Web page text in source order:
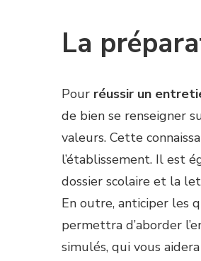
La
Pour réussir un
de bien se renseigner
valeurs. Cette
l’établissement. Il est
dossier scolaire et la
En outre, anticiper les
permettra d’aborder
simulés, qui vous